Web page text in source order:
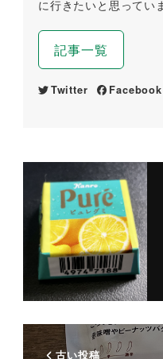
に行きたいと思ってい
記事一覧
Twitter Facebook
古い投稿